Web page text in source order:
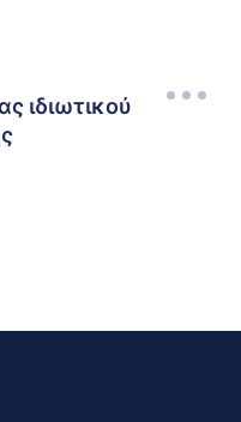
ιδιωτικού